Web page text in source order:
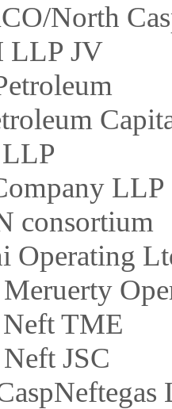
North
LLP JV
LLP
consortium
Operating
TME
JSC